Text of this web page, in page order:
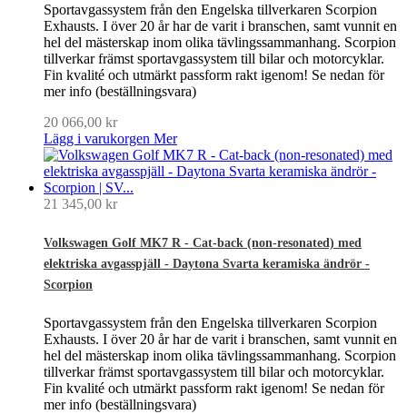
Sportavgassystem från den Engelska tillverkaren Scorpion
Exhausts. I över 20 år har de varit i branschen, samt vunnit en
hel del mästerskap inom olika tävlingssammanhang. Scorpion
tillverkar främst sportavgassystem till bilar och motorcyklar.
Fin kvalité och utmärkt passform rakt igenom! Se nedan för
mer info (beställningsvara)
20 066,00 kr
Lägg i varukorgen Mer
21 345,00 kr
Volkswagen Golf MK7 R - Cat-back (non-resonated) med
elektriska avgasspjäll - Daytona Svarta keramiska ändrör -
Scorpion
Sportavgassystem från den Engelska tillverkaren Scorpion
Exhausts. I över 20 år har de varit i branschen, samt vunnit en
hel del mästerskap inom olika tävlingssammanhang. Scorpion
tillverkar främst sportavgassystem till bilar och motorcyklar.
Fin kvalité och utmärkt passform rakt igenom! Se nedan för
mer info (beställningsvara)